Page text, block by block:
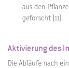
aus den
geforscht [11].
Aktivierung des
Die Abläufe nach